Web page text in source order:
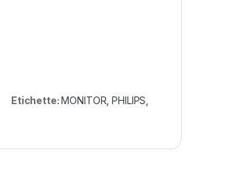
Etichette:MONITOR,PHILIPS,